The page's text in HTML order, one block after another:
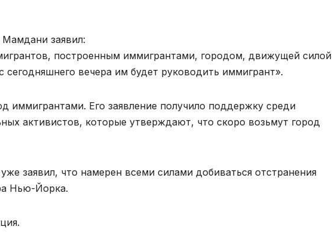
заявил:
построенным иммигрантами, городом, движущей силой
вечера им будет руководить иммигрант».
иммигрантами. Его заявление получило поддержку среди
активистов, которые утверждают, что скоро возьмут город
заявил, что намерен всеми силами добиваться отстранения
Нью-Йорка.